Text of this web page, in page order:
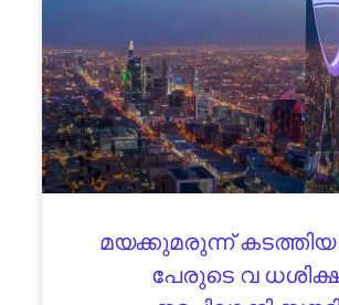
മയക്കുമരുന്ന്
പേരുടെ വ